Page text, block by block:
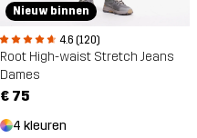
Nieuw binnen
4.6 (120)
Root High-waist Stretch Jeans
Dames
€ 75
4 kleuren